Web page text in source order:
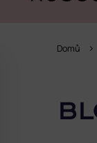
Domů
o
s